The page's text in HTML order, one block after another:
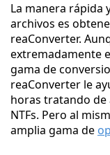
La manera rápida
archivos es
reaConverter.
extremadamente
gama de
reaConverter le
horas tratando
NTFs. Pero al
amplia gama de